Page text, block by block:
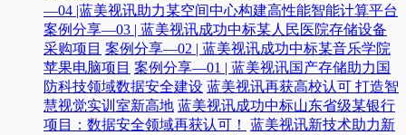
—04 |蓝美视讯助力某空间中心构建高性能智能计算平台​
案例分享—03 | 蓝美视讯成功中标某人民医院存储设备
采购项目 案例分享—02 | 蓝美视讯成功中标某音乐学院
苹果电脑项目 案例分享—01 | 蓝美视讯国产存储助力国
防科技领域数据安全建设 蓝美视讯再获高校认可 打造智
慧视觉实训室新高地 蓝美视讯成功中标山东省级某银行
项目：数据安全领域再获认可！
蓝美视讯新技术助力新